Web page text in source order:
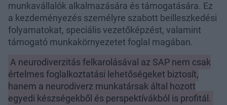
munkavállalók alkalmazására és támogatására. Ez
a kezdeményezés személyre szabott beilleszkedési
folyamatokat, speciális vezetőképzést, valamint
támogató munkakörnyezetet foglal magában.
A neurodiverzitás felkarolásával az SAP nem csak
értelmes foglalkoztatási lehetőségeket biztosít,
hanem a neurodiverz munkatársak által hozott
egyedi készségekből és perspektívákból is profitál.